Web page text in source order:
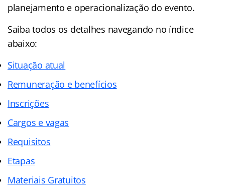
planejamento e operacionalização do evento.
Saiba todos os detalhes navegando no índice
abaixo:
Situação atual
Remuneração e benefícios
Inscrições
Cargos e vagas
Requisitos
Etapas
Materiais Gratuitos